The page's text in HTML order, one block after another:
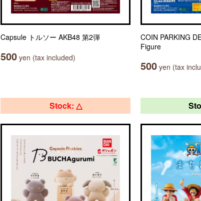
Capsule トルソー AKB48 第2弾
500 yen (tax included)
COIN PARKING
Figure
500 yen (tax
Stock: △